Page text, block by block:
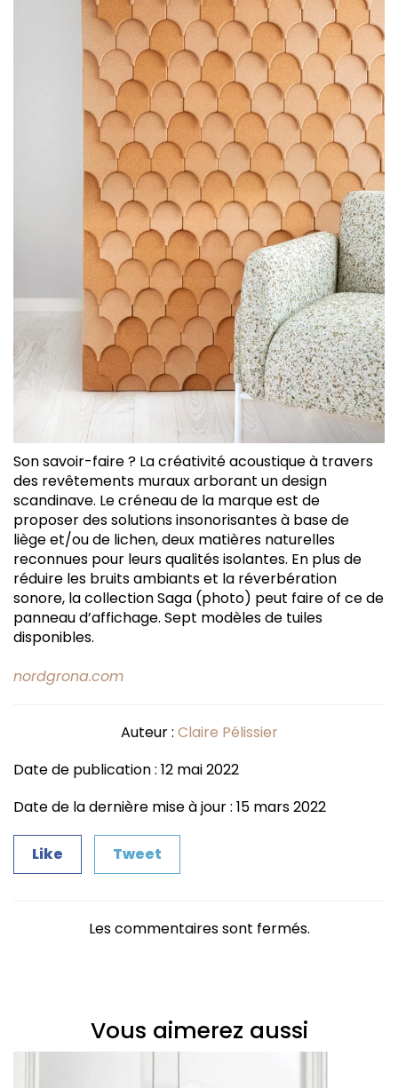
Son savoir-faire ? La créativité acoustique à travers
des revêtements muraux arborant un design
scandinave. Le créneau de la marque est de
proposer des solutions insonorisantes à base de
liège et/ou de lichen, deux matières naturelles
reconnues pour leurs qualités isolantes. En plus de
réduire les bruits ambiants et la réverbération
sonore, la collection Saga (photo) peut faire of ce de
panneau d’affichage. Sept modèles de tuiles
disponibles.
nordgrona.com
Auteur : Claire Pélissier
Date de publication : 12 mai 2022
Date de la dernière mise à jour : 15 mars 2022
Like Tweet
Les commentaires sont fermés.
Vous aimerez aussi